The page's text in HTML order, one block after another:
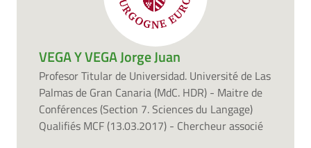
VEGA Y VEGA Jorge Juan
Profesor Titular de Universidad. Université de Las
Palmas de Gran Canaria (MdC. HDR) - Maitre de
Conférences (Section 7. Sciences du Langage)
Qualifiés MCF (13.03.2017) - Chercheur associé